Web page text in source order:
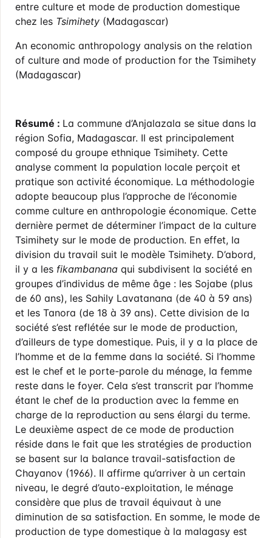
entre culture et mode de production domestique
chez les Tsimihety (Madagascar)
An economic anthropology analysis on the relation
of culture and mode of production for the Tsimihety
(Madagascar)
Résumé : La commune d’Anjalazala se situe dans la
région Sofia, Madagascar. Il est principalement
composé du groupe ethnique Tsimihety. Cette
analyse comment la population locale perçoit et
pratique son activité économique. La méthodologie
adopte beaucoup plus l’approche de l’économie
comme culture en anthropologie économique. Cette
dernière permet de déterminer l’impact de la culture
Tsimihety sur le mode de production. En effet, la
division du travail suit le modèle Tsimihety. D’abord,
il y a les fikambanana qui subdivisent la société en
groupes d’individus de même âge : les Sojabe (plus
de 60 ans), les Sahily Lavatanana (de 40 à 59 ans)
et les Tanora (de 18 à 39 ans). Cette division de la
société s’est reflétée sur le mode de production,
d’ailleurs de type domestique. Puis, il y a la place de
l’homme et de la femme dans la société. Si l’homme
est le chef et le porte-parole du ménage, la femme
reste dans le foyer. Cela s’est transcrit par l’homme
étant le chef de la production avec la femme en
charge de la reproduction au sens élargi du terme.
Le deuxième aspect de ce mode de production
réside dans le fait que les stratégies de production
se basent sur la balance travail-satisfaction de
Chayanov (1966). Il affirme qu’arriver à un certain
niveau, le degré d’auto-exploitation, le ménage
considère que plus de travail équivaut à une
diminution de sa satisfaction. En somme, le mode de
production de type domestique à la malagasy est